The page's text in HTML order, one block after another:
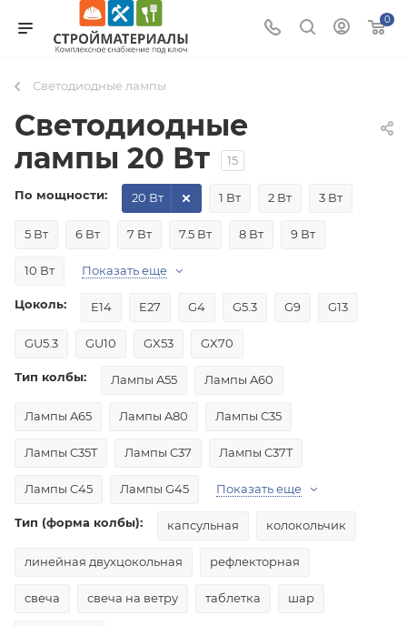
0
Светодиодные лампы
Светодиодные
лампы 20 Вт
15
По мощности: 1 Вт 2 Вт 3 Вт
5 Вт 6 Вт 7 Вт 7.5 Вт 8 Вт 9 Вт
10 Вт
20 Вт
Показать еще
Цоколь: E14 E27 G4 G5.3 G9 G13
GU5.3 GU10 GX53 GX70
Тип колбы: Лампы A55 Лампы A60
Лампы A65 Лампы A80 Лампы C35
Лампы C35T Лампы C37 Лампы C37T
Лампы C45 Лампы G45 Показать еще
Тип (форма колбы): капсульная колокольчик
линейная двухцокольная рефлекторная
свеча свеча на ветру таблетка шар